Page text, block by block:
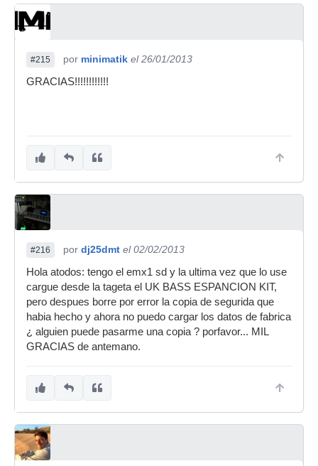
#215 por minimatik el 26/01/2013
GRACIAS!!!!!!!!!!!!
#216 por dj25dmt el 02/02/2013
Hola atodos: tengo el emx1 sd y la ultima vez que lo use
cargue desde la tageta el UK BASS ESPANCION KIT,
pero despues borre por error la copia de segurida que
habia hecho y ahora no puedo cargar los datos de fabrica
¿ alguien puede pasarme una copia ? porfavor... MIL
GRACIAS de antemano.